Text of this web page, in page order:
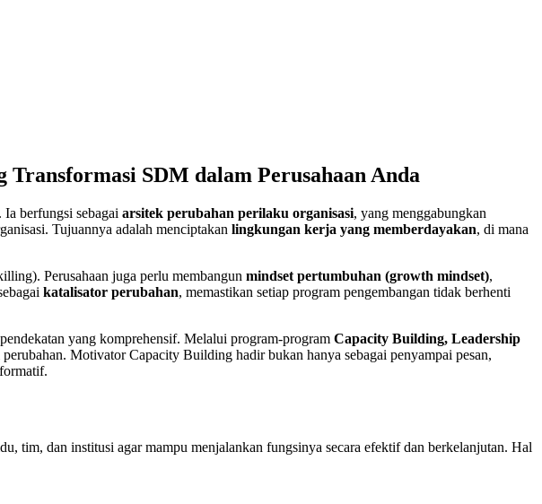
SDM dalam Perusahaan Anda
berfungsi sebagai arsitek perubahan perilaku organisasi, yang menggabungkan
Tujuannya adalah menciptakan lingkungan kerja yang memberdayakan, di mana
Perusahaan juga perlu membangun mindset pertumbuhan (growth mindset),
katalisator perubahan, memastikan setiap program pengembangan tidak berhenti
yang komprehensif. Melalui program-program Capacity Building, Leadership
Motivator Capacity Building hadir bukan hanya sebagai penyampai pesan,
tim, dan institusi agar mampu menjalankan fungsinya secara efektif dan berkelanjutan. Hal